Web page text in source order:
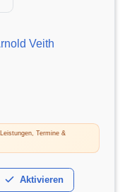
Veith
Termine &
Aktivieren